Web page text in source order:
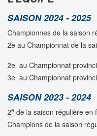
SAISON 2024 - 2025
Championnes de la saison
2e au Championnat de la
2e au Championnat
3e au Championnat
SAISON 2023 - 2024
2e de la saison régulière en
Champions de la saison